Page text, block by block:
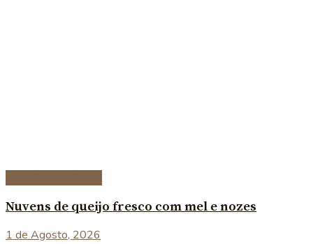
Nuvens de queijo fresco com mel e nozes
1 de Agosto, 2026